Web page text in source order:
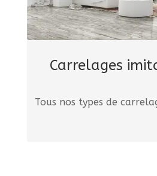
Carrelages
Tous nos types de